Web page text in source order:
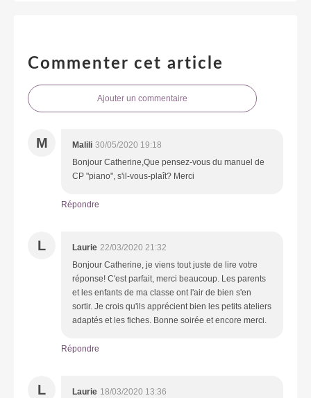
Commenter cet article
Ajouter un commentaire
M Malili 30/05/2020 19:18
Bonjour Catherine,Que pensez-vous du manuel de
CP "piano", s'il-vous-plaît? Merci
Répondre
L Laurie 22/03/2020 21:32
Bonjour Catherine, je viens tout juste de lire votre
réponse! C'est parfait, merci beaucoup. Les parents
et les enfants de ma classe ont l'air de bien s'en
sortir. Je crois qu'ils apprécient bien les petits ateliers
adaptés et les fiches. Bonne soirée et encore merci.
Répondre
L Laurie 18/03/2020 13:36